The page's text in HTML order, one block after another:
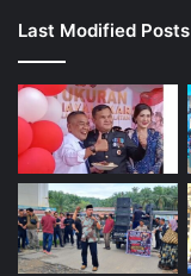
Last Modified Posts